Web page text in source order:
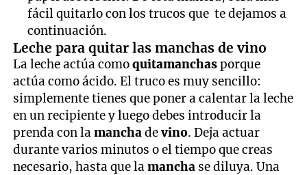
fácil quitarlo con los trucos que te dejamos a
continuación.
Leche para quitar las manchas de vino
La leche actúa comoquitamanchasporque
actúa como ácido. El truco es muy sencillo:
simplemente tienes que poner a calentar la leche
en un recipiente y luego debes introducir la
prenda con lamanchadevino. Deja actuar
durante varios minutos o el tiempo que creas
necesario, hasta que lamancha se diluya. Una